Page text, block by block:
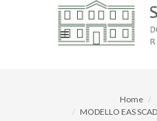
Home
MODELLO EAS